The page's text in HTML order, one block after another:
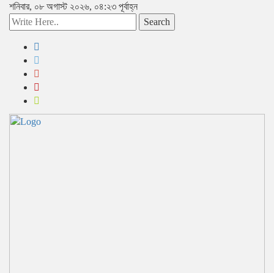
শনিবার, ০৮ অগাস্ট ২০২৬, ০৪:২৩ পূর্বাহ্ন
Search